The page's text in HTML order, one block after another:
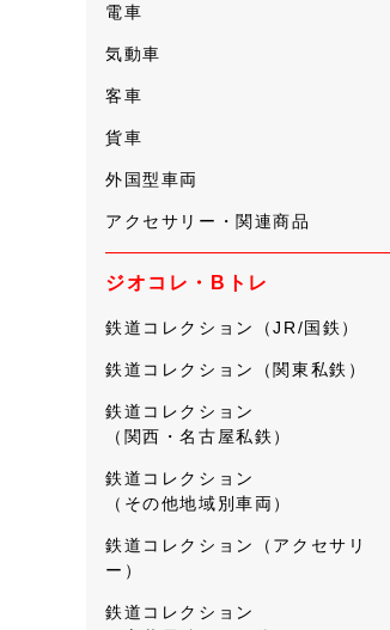
電車
気動車
客車
貨車
外国型車両
アクセサリー・関連商品
ジオコレ・Bトレ
鉄道コレクション（JR/国鉄）
鉄道コレクション（関東私鉄）
鉄道コレクション
（関西・名古屋私鉄）
鉄道コレクション
（その他地域別車両）
鉄道コレクション（アクセサリ
ー）
鉄道コレクション